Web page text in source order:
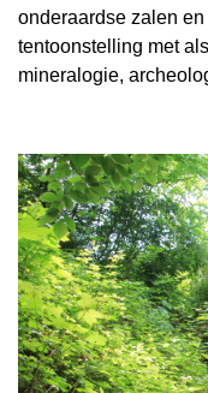
onderaardse zalen
tentoonstelling met
mineralogie,